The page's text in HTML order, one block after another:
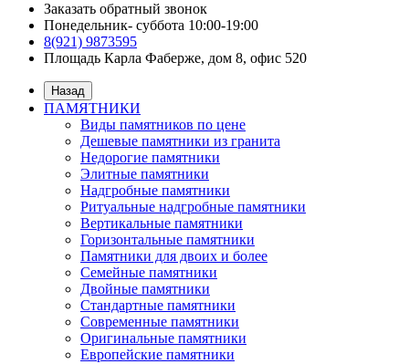
Заказать обратный звонок
Понедельник- суббота 10:00-19:00
8(921) 9873595
Площадь Карла Фаберже, дом 8, офис 520
Назад
ПАМЯТНИКИ
Виды памятников по цене
Дешевые памятники из гранита
Недорогие памятники
Элитные памятники
Надгробные памятники
Ритуальные надгробные памятники
Вертикальные памятники
Горизонтальные памятники
Памятники для двоих и более
Семейные памятники
Двойные памятники
Стандартные памятники
Современные памятники
Оригинальные памятники
Европейские памятники